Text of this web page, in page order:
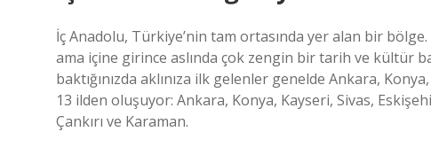
İç Anadolu, Türkiye’nin tam ortasında yer alan bir
ama içine girince aslında çok zengin bir tarih ve kültür
baktığınızda aklınıza ilk gelenler genelde Ankara,
13 ilden oluşuyor: Ankara, Konya, Kayseri, Sivas,
Çankırı ve Karaman.